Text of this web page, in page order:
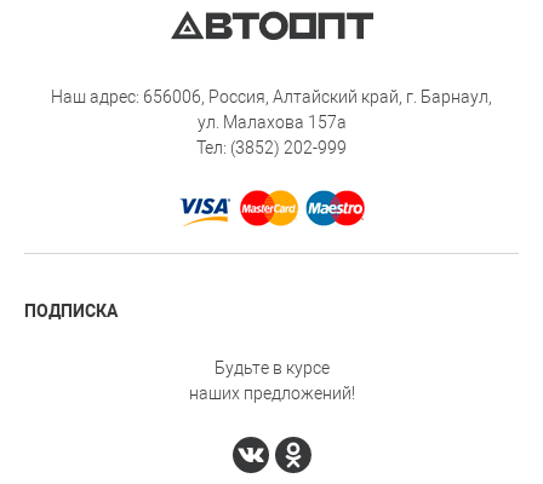
Наш адрес: 656006, Россия, Алтайский край, г. Барнаул,
ул. Малахова 157а
Тел: (3852) 202-999
ПОДПИСКА
Будьте в курсе
наших предложений!